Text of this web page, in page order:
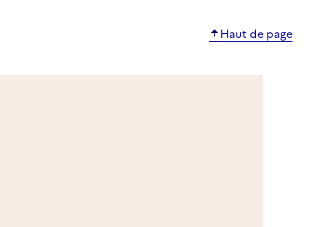
Haut de page